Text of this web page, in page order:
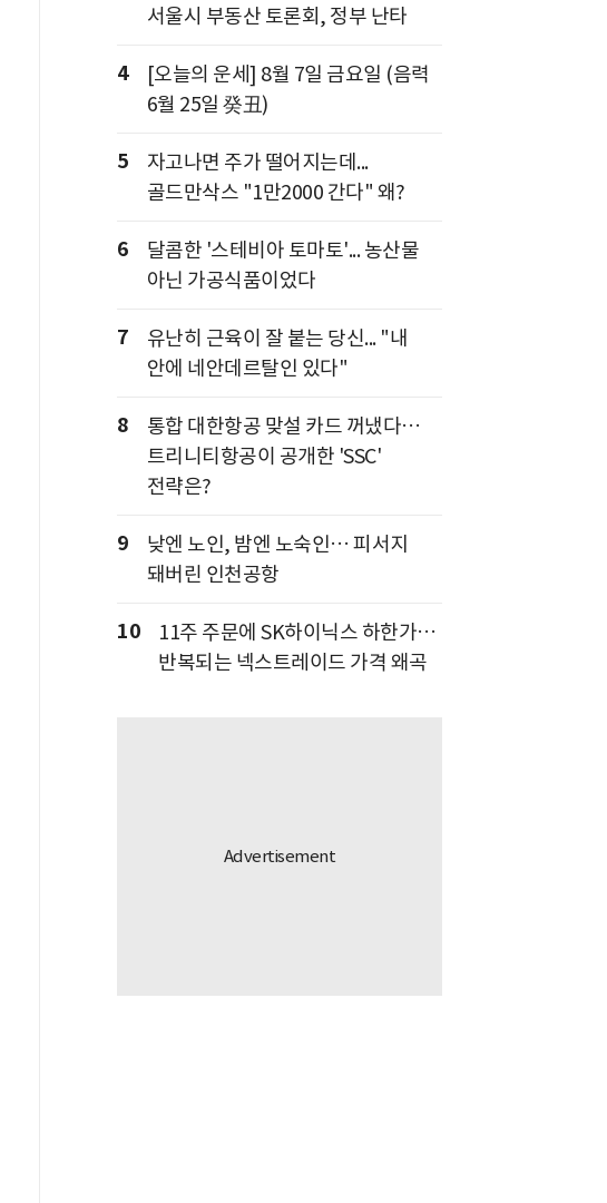
서울시 부동산 토론회, 정부 난타
4
[오늘의 운세] 8월 7일 금요일 (음력
6월 25일 癸丑)
5
자고나면 주가 떨어지는데...
골드만삭스 "1만2000 간다" 왜?
6
달콤한 '스테비아 토마토'... 농산물
아닌 가공식품이었다
7
유난히 근육이 잘 붙는 당신... "내
안에 네안데르탈인 있다"
8
통합 대한항공 맞설 카드 꺼냈다…
트리니티항공이 공개한 'SSC'
전략은?
9
낮엔 노인, 밤엔 노숙인… 피서지
돼버린 인천공항
10
11주 주문에 SK하이닉스 하한가…
반복되는 넥스트레이드 가격 왜곡